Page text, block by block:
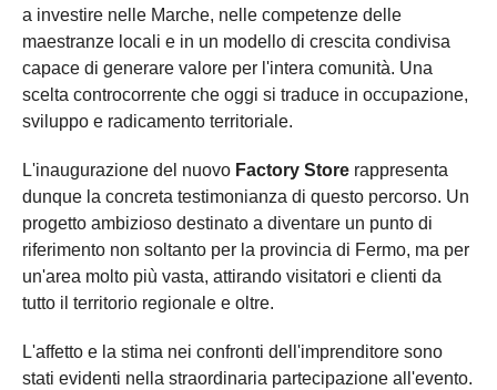
a investire nelle Marche, nelle competenze delle
maestranze locali e in un modello di crescita condivisa
capace di generare valore per l'intera comunità. Una
scelta controcorrente che oggi si traduce in occupazione,
sviluppo e radicamento territoriale.
L'inaugurazione del nuovo Factory Store rappresenta
dunque la concreta testimonianza di questo percorso. Un
progetto ambizioso destinato a diventare un punto di
riferimento non soltanto per la provincia di Fermo, ma per
un'area molto più vasta, attirando visitatori e clienti da
tutto il territorio regionale e oltre.
L'affetto e la stima nei confronti dell'imprenditore sono
stati evidenti nella straordinaria partecipazione all'evento.